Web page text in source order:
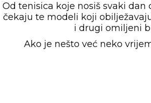
PLAĆANJE
CLICK& COLLECT
Od tenisica koje nosiš svaki
čekaju te modeli koji
i drugi omiljeni
Ako je nešto već neko